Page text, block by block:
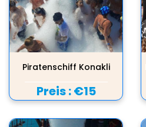
Piratenschiff Konakli
Preis :€15